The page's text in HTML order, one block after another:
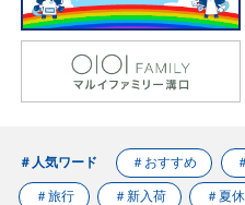
＃人気ワード ＃おすすめ
＃旅行 ＃新入荷 ＃夏